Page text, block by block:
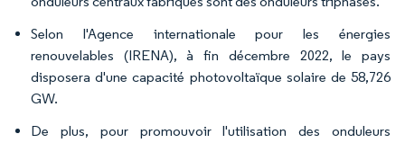
Selon l'Agence internationale pour les énergies
renouvelables (IRENA), à fin décembre 2022, le pays
disposera d'une capacité photovoltaïque solaire de 58,726
GW.
De plus, pour promouvoir l'utilisation des onduleurs